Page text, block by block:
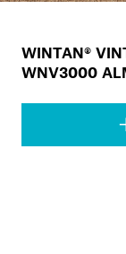
WINTAN®
WNV3000